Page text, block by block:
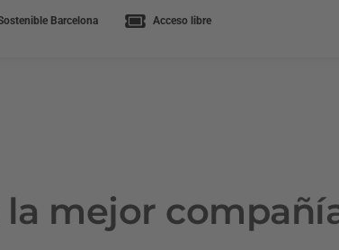
Barcelona Acceso libre
la mejor